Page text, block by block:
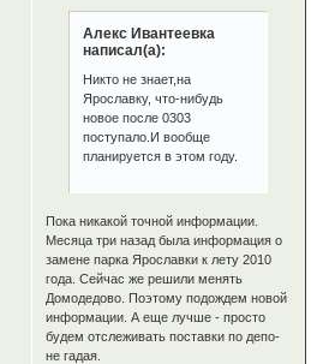
Алекс Ивантеевка
написал(а):
Никто не знает,на
Ярославку, что-нибудь
новое после 0303
поступало.И вообще
планируется в этом году.
Пока никакой точной информации.
Месяца три назад была информация о
замене парка Ярославки к лету 2010
года. Сейчас же решили менять
Домодедово. Поэтому подождем новой
информации. А еще лучше - просто
будем отслеживать поставки по депо-
не гадая.